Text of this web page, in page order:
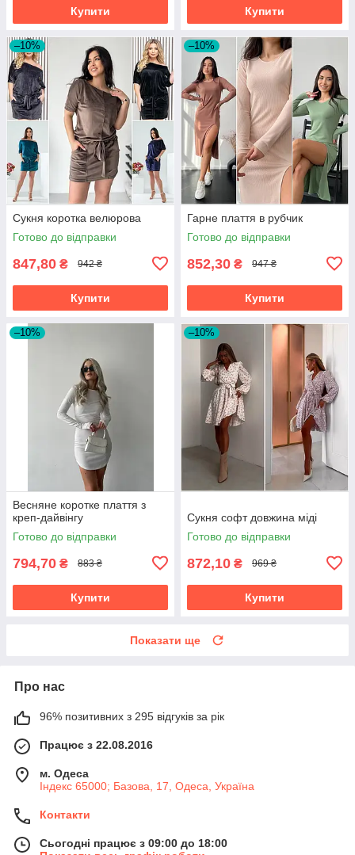
Купити Купити
–10%
Сукня коротка велюрова
Готово до відправки
847,80 ₴ 942 ₴
Купити
–10%
Гарне плаття в рубчик
Готово до відправки
852,30 ₴ 947 ₴
Купити
–10%
Весняне коротке плаття з
креп-дайвінгу
Готово до відправки
794,70 ₴ 883 ₴
Купити
–10%
Сукня софт довжина міді
Готово до відправки
872,10 ₴ 969 ₴
Купити
Показати ще
Про нас
96% позитивних з 295 відгуків за рік
Працює з 22.08.2016
м. Одеса
Індекс 65000; Базова, 17, Одеса, Україна
Контакти
Сьогодні працює з 09:00 до 18:00